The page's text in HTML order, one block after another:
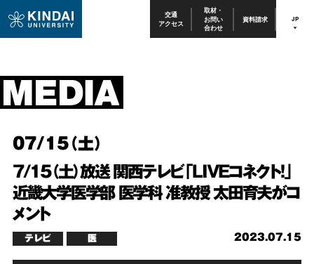
交通
アクセス
取材・
お問い
合わせ
資料請求 JP
07/15（土）
7/15（土）放送 関西テレビ「LIVEコネクト！」
近畿大学医学部 医学科 准教授 太田育夫がコ
メント
2023.07.15
テレビ 医